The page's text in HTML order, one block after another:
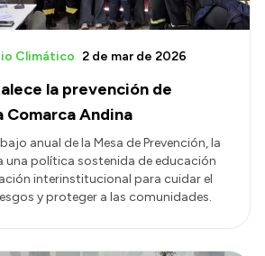
la prevención de
Comarca Andina
Climático 2 de mar de 2026
anual de la Mesa de Prevención, la
una política sostenida de educación
interinstitucional para cuidar el
y proteger a las comunidades.